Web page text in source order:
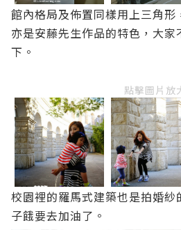
館內格局及佈置同樣用上三角
亦是安藤先生作品的特色，大
下。
點擊圖片放
校園裡的羅馬式建築也是拍婚
子餓要去加油了。